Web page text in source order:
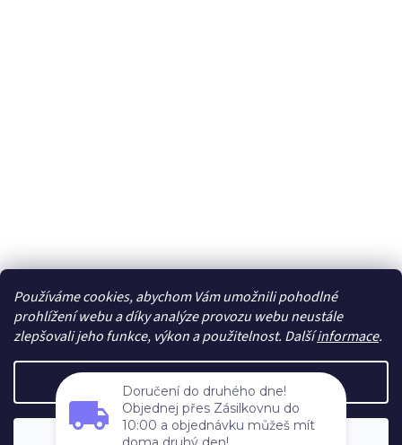
Používáme cookies, abychom Vám umožnili pohodlné
prohlížení webu a díky analýze provozu webu neustále
zlepšovali jeho funkce, výkon a použitelnost. Dalšíinformace.
Nastavení
Souhlasím
Sledovat na Instagramu
Vytvořil Shoptet
Copyright 2026cdmc.cz. Všechna práva vyhrazena.
Upravit
nastavení cookies
Doručení do druhého dne!
Objednej přes Zásilkovnu do
10:00 a objednávku můžeš mít